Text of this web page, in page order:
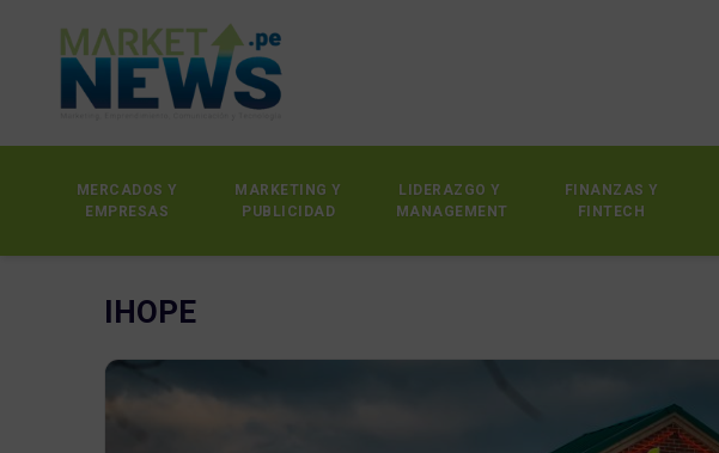
MERCADOS Y
EMPRESAS
MARKETING Y
PUBLICIDAD
LIDERAZGO Y
MANAGEMENT
FINANZAS Y
FINTECH
IHOPE